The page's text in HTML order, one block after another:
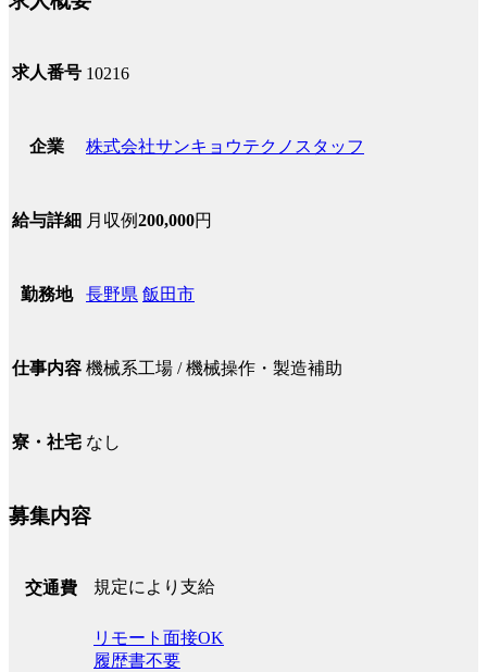
求人番号 10216
企業 株式会社サンキョウテクノスタッフ
給与詳細 月収例200,000円
勤務地 長野県 飯田市
仕事内容 機械系工場 / 機械操作・製造補助
寮・社宅 なし
募集内容
交通費 規定により支給
リモート面接OK
履歴書不要